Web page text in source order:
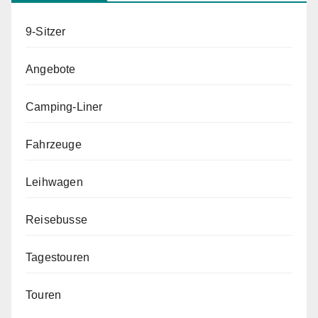
9-Sitzer
Angebote
Camping-Liner
Fahrzeuge
Leihwagen
Reisebusse
Tagestouren
Touren